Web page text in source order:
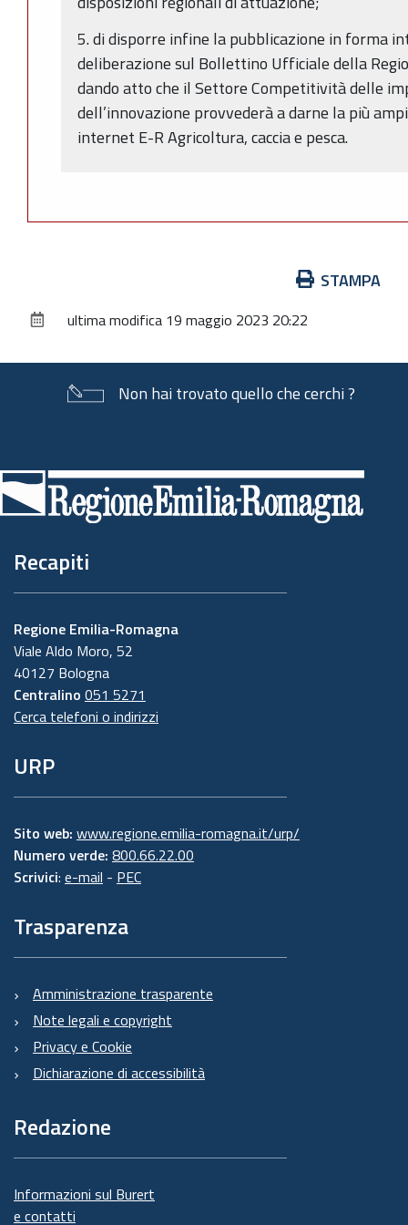
5. di disporre infine la pubblicazione in forma
deliberazione sul Bollettino Ufficiale della
dando atto che il Settore Competitività delle
dell’innovazione provvederà a darne la più
internet E-R Agricoltura, caccia e pesca.
documento
STAMPA
ultima modifica 19 maggio 2023 20:22
Non hai trovato quello che cerchi ?
di
pagina
Recapiti
Regione Emilia-Romagna
Viale Aldo Moro, 52
40127 Bologna
Centralino 051 5271
Cerca telefoni o indirizzi
URP
Sito web: www.regione.emilia-romagna.it/urp/
Numero verde: 800.66.22.00
Scrivici: e-mail - PEC
Trasparenza
Amministrazione trasparente
Note legali e copyright
Privacy e Cookie
Dichiarazione di accessibilità
Redazione
Informazioni sul Burert
e contatti